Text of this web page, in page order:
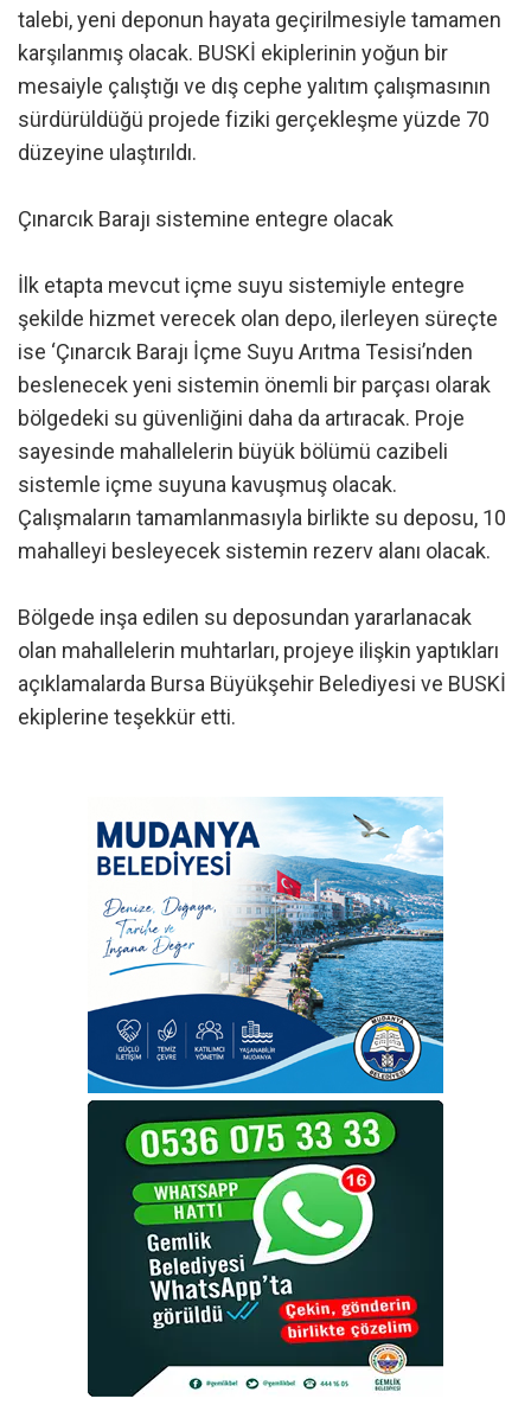
talebi, yeni deponun hayata geçirilmesiyle tamamen
karşılanmış olacak. BUSKİ ekiplerinin yoğun bir
mesaiyle çalıştığı ve dış cephe yalıtım çalışmasının
sürdürüldüğü projede fiziki gerçekleşme yüzde 70
düzeyine ulaştırıldı.
Çınarcık Barajı sistemine entegre olacak
İlk etapta mevcut içme suyu sistemiyle entegre
şekilde hizmet verecek olan depo, ilerleyen süreçte
ise ‘Çınarcık Barajı İçme Suyu Arıtma Tesisi’nden
beslenecek yeni sistemin önemli bir parçası olarak
bölgedeki su güvenliğini daha da artıracak. Proje
sayesinde mahallelerin büyük bölümü cazibeli
sistemle içme suyuna kavuşmuş olacak.
Çalışmaların tamamlanmasıyla birlikte su deposu, 10
mahalleyi besleyecek sistemin rezerv alanı olacak.
Bölgede inşa edilen su deposundan yararlanacak
olan mahallelerin muhtarları, projeye ilişkin yaptıkları
açıklamalarda Bursa Büyükşehir Belediyesi ve BUSKİ
ekiplerine teşekkür etti.